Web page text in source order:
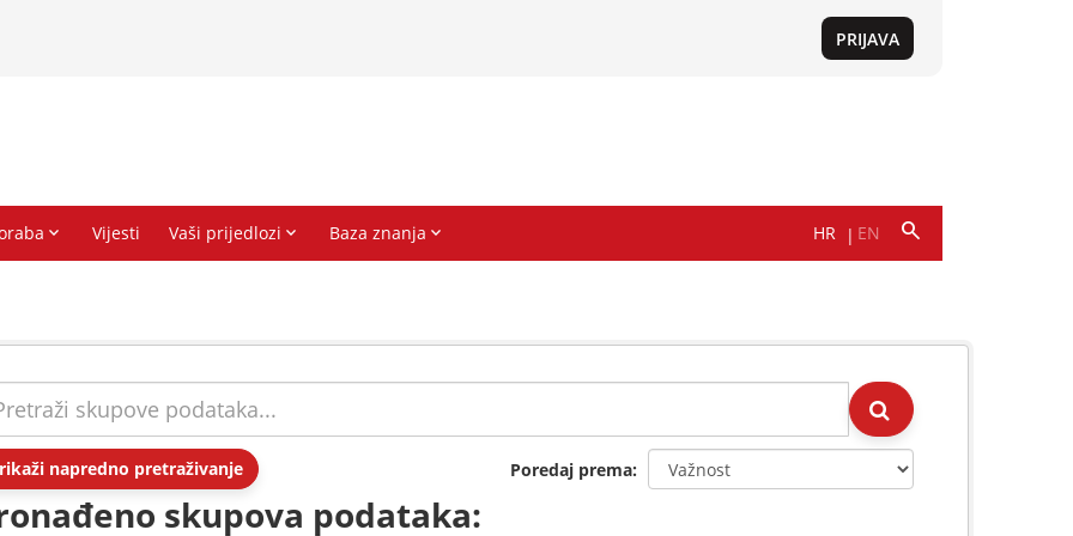
napredno pretraživanje Poredaj prema
skupova podataka: